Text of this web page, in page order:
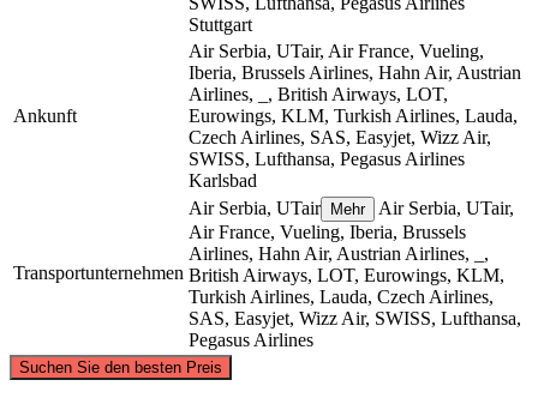
Stuttgart
Ankunft
Air Serbia, UTair, Air France, Vueling,
Iberia, Brussels Airlines, Hahn Air, Austrian
Airlines, _, British Airways, LOT,
Eurowings, KLM, Turkish Airlines, Lauda,
Czech Airlines, SAS, Easyjet, Wizz Air,
SWISS, Lufthansa, Pegasus Airlines
Karlsbad
Transportunternehmen
Air Serbia, UTair Mehr
Air Serbia, UTair,
Air France, Vueling, Iberia, Brussels
Airlines, Hahn Air, Austrian Airlines, _,
British Airways, LOT, Eurowings, KLM,
Turkish Airlines, Lauda, Czech Airlines,
SAS, Easyjet, Wizz Air, SWISS, Lufthansa,
Pegasus Airlines
Suchen Sie den besten Preis
©CARTO